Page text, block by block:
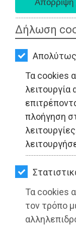
Δήλωση
Τα cookies
λειτουργία
πλοήγηση
Τα cookies
τον τρόπο
ΤΟΠΙΚΗ
ΣΠΙΤΙ-
ΚΗΠΟΣ
ΥΓΕΙΑ
ΤΑΞΙΔΙΑ
ΕΞΟΔΟΣ